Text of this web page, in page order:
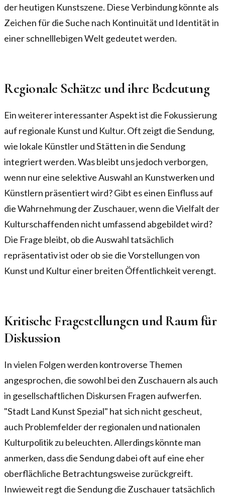
der heutigen Kunstszene. Diese Verbindung könnte als
Zeichen für die Suche nach Kontinuität und Identität in
einer schnelllebigen Welt gedeutet werden.
Regionale Schätze und ihre Bedeutung
Ein weiterer interessanter Aspekt ist die Fokussierung
auf regionale Kunst und Kultur. Oft zeigt die Sendung,
wie lokale Künstler und Stätten in die Sendung
integriert werden. Was bleibt uns jedoch verborgen,
wenn nur eine selektive Auswahl an Kunstwerken und
Künstlern präsentiert wird? Gibt es einen Einfluss auf
die Wahrnehmung der Zuschauer, wenn die Vielfalt der
Kulturschaffenden nicht umfassend abgebildet wird?
Die Frage bleibt, ob die Auswahl tatsächlich
repräsentativ ist oder ob sie die Vorstellungen von
Kunst und Kultur einer breiten Öffentlichkeit verengt.
Kritische Fragestellungen und Raum für
Diskussion
In vielen Folgen werden kontroverse Themen
angesprochen, die sowohl bei den Zuschauern als auch
in gesellschaftlichen Diskursen Fragen aufwerfen.
"Stadt Land Kunst Spezial" hat sich nicht gescheut,
auch Problemfelder der regionalen und nationalen
Kulturpolitik zu beleuchten. Allerdings könnte man
anmerken, dass die Sendung dabei oft auf eine eher
oberflächliche Betrachtungsweise zurückgreift.
Inwieweit regt die Sendung die Zuschauer tatsächlich